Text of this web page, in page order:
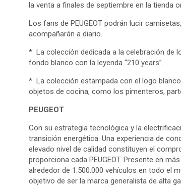
la venta a finales de septiembre en la tienda
Los fans de PEUGEOT podrán lucir
acompañarán a diario.
* La colección dedicada a la celebración de
fondo blanco con la leyenda “210 years”.
* La colección estampada con el logo
objetos de cocina, como los pimenteros,
PEUGEOT
Con su estrategia tecnológica y la
transición energética. Una experiencia de
elevado nivel de calidad constituyen el
proporciona cada PEUGEOT. Presente en
alrededor de 1.500.000 vehículos en todo el
objetivo de ser la marca generalista de alta